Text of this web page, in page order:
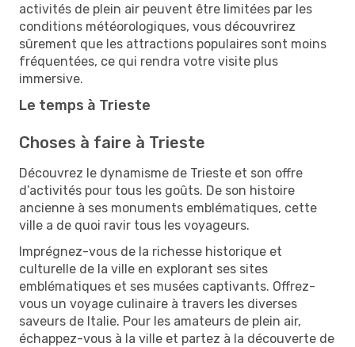
activités de plein air peuvent être limitées par les
conditions météorologiques, vous découvrirez
sûrement que les attractions populaires sont moins
fréquentées, ce qui rendra votre visite plus
immersive.
Le temps à Trieste
Choses à faire à Trieste
Découvrez le dynamisme de Trieste et son offre
d’activités pour tous les goûts. De son histoire
ancienne à ses monuments emblématiques, cette
ville a de quoi ravir tous les voyageurs.
Imprégnez-vous de la richesse historique et
culturelle de la ville en explorant ses sites
emblématiques et ses musées captivants. Offrez-
vous un voyage culinaire à travers les diverses
saveurs de Italie. Pour les amateurs de plein air,
échappez-vous à la ville et partez à la découverte de